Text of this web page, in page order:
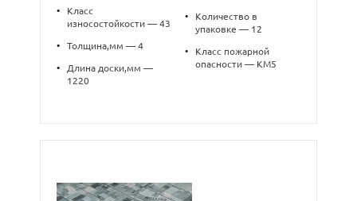
•
Класс
износостойкости — 43
• Толщина,мм — 4
•
Длина доски,мм —
1220
•
Количество в
упаковке — 12
•
Класс пожарной
опасности — КМ5